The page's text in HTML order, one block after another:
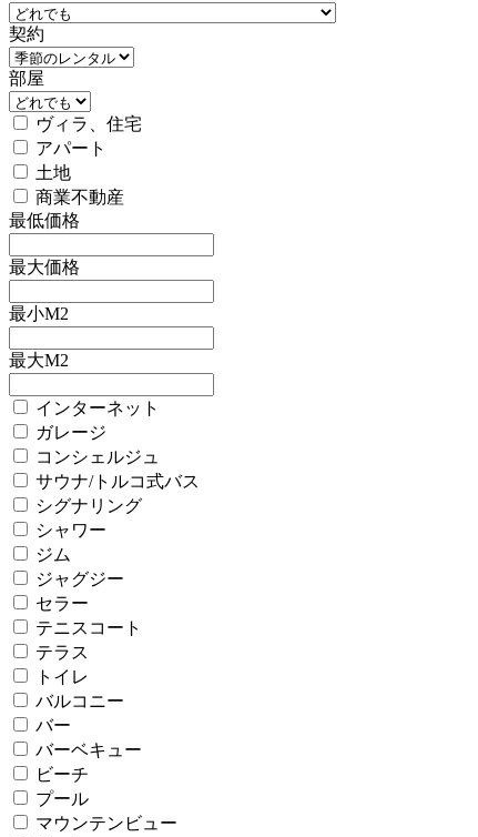
契約
部屋
ヴィラ、住宅
アパート
土地
商業不動産
最低価格
最大価格
最小M2
最大M2
インターネット
ガレージ
コンシェルジュ
サウナ/トルコ式バス
シグナリング
シャワー
ジム
ジャグジー
セラー
テニスコート
テラス
トイレ
バルコニー
バー
バーベキュー
ビーチ
プール
マウンテンビュー